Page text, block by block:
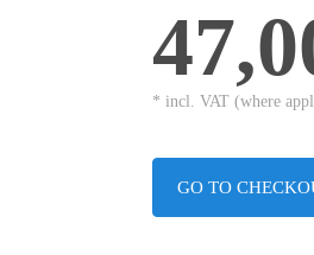
* incl. VAT (where
GO TO